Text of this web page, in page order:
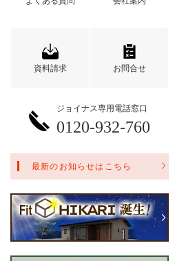
資料請求 お問合せ
ジョイナス専用電話窓口
0120-932-760
最新のお知らせはこちら